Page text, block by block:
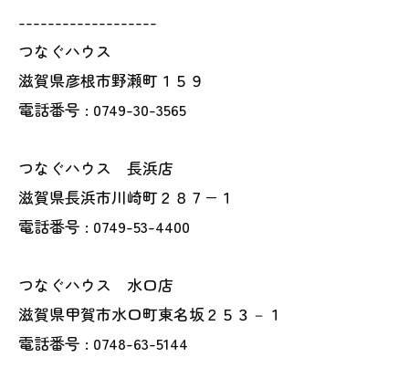
-------------------
つなぐハウス
滋賀県彦根市野瀬町１５９
電話番号 : 0749-30-3565
つなぐハウス 長浜店
滋賀県長浜市川崎町２８７−１
電話番号 : 0749-53-4400
つなぐハウス 水口店
滋賀県甲賀市水口町東名坂２５３－１
電話番号 : 0748-63-5144